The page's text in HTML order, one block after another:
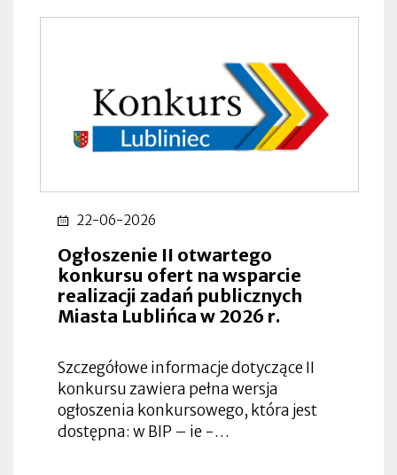
22-06-2026
Ogłoszenie II otwartego
konkursu ofert na wsparcie
realizacji zadań publicznych
Miasta Lublińca w 2026 r.
Szczegółowe informacje dotyczące II
konkursu zawiera pełna wersja
ogłoszenia konkursowego, która jest
dostępna: w BIP – ie -…